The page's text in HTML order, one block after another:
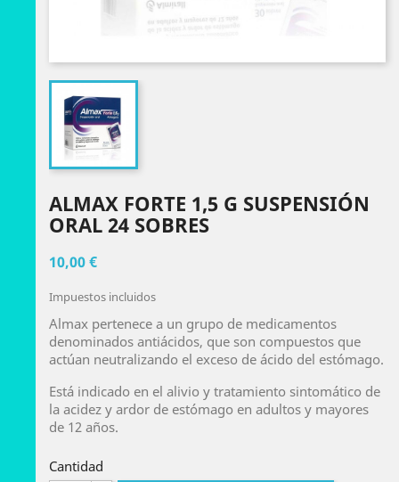
ALMAX FORTE 1,5 G SUSPENSIÓN
ORAL 24 SOBRES
10,00 €
Impuestos incluidos
Almax pertenece a un grupo de medicamentos
denominados antiácidos, que son compuestos que
actúan neutralizando el exceso de ácido del estómago.
Está indicado en el alivio y tratamiento sintomático de
la acidez y ardor de estómago en adultos y mayores
de 12 años.
Cantidad